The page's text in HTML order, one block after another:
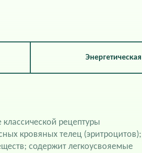
рецептуры
кровяных телец (эритроцитов);
содержит легкоусвояемые